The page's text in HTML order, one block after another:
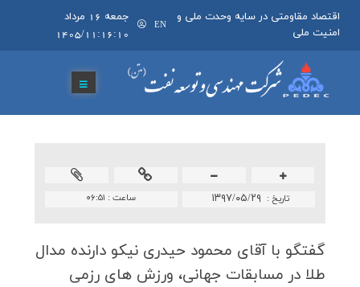
اقتصاد مقاومتی در سایه وحدت ملی و
امنیت ملی
EN
جمعه 16 مرداد
1405/11:16:10
ساعت : ۰۶:۵۱ تاريخ : ۱۳۹۷/۰۵/۲۹
گفتگو با آقای محمود حیدری نیكو دارنده مدال
طلا در مسابقات جهانی، ورزش های رزمی